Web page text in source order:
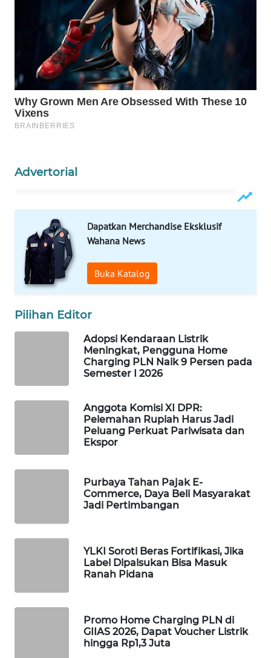
Advertorial
Dapatkan Merchandise Eksklusif
Wahana News
Buka Katalog
Pilihan Editor
Adopsi Kendaraan Listrik
Meningkat, Pengguna Home
Charging PLN Naik 9 Persen pada
Semester I 2026
Anggota Komisi XI DPR:
Pelemahan Rupiah Harus Jadi
Peluang Perkuat Pariwisata dan
Ekspor
Purbaya Tahan Pajak E-
Commerce, Daya Beli Masyarakat
Jadi Pertimbangan
YLKI Soroti Beras Fortifikasi, Jika
Label Dipalsukan Bisa Masuk
Ranah Pidana
Promo Home Charging PLN di
GIIAS 2026, Dapat Voucher Listrik
hingga Rp1,3 Juta
WAHANANEWS
CO ID
NET
WAHANA
WAHANA
WAHANA
SELEB
WAHANA
PERSONA
WAHANA
WAHANA
LAPAK
WAHANA
MASYARAKAT